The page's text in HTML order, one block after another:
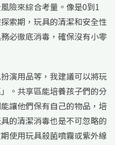
險來綜合考量。像是0到1
索期，玩具的清潔和安全性
必徹底消毒，確保沒有小零
演用品等，我建議可以將玩
。共享區能培養孩子們的分
讓他們保有自己的物品，培
的清潔消毒也是不可忽略的
使用玩具殺菌噴霧或紫外線